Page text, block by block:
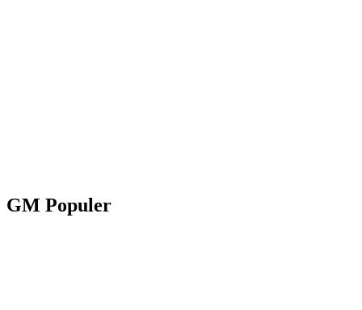
GM Populer